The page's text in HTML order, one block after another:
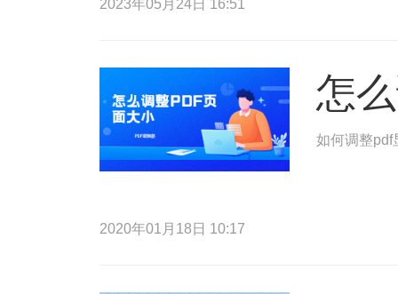
2023年05月24日 16:51
怎
如何调整pdf
2020年01月18日 10:17